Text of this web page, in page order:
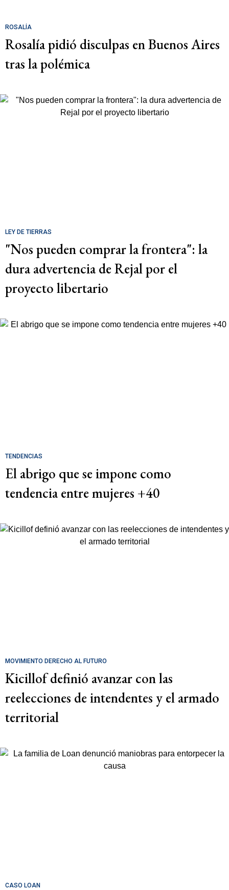
ROSALÍA
Rosalía pidió disculpas en Buenos Aires
tras la polémica
LEY DE TIERRAS
"Nos pueden comprar la frontera": la
dura advertencia de Rejal por el
proyecto libertario
TENDENCIAS
El abrigo que se impone como
tendencia entre mujeres +40
MOVIMIENTO DERECHO AL FUTURO
Kicillof definió avanzar con las
reelecciones de intendentes y el armado
territorial
CASO LOAN